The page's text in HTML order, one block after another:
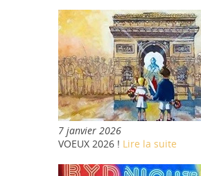
7 janvier 2026
VOEUX 2026 ! Lire la suite